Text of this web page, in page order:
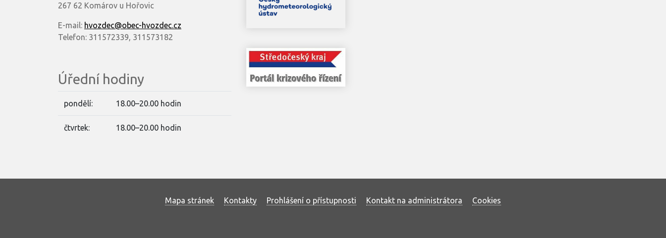
267 62 Komárov u Hořovic
E-mail: hvozdec@obec-hvozdec.cz
Telefon: 311572339, 311573182
Úřední hodiny
pondělí: 18.00–20.00 hodin
čtvrtek: 18.00–20.00 hodin
Mapa stránek Kontakty Prohlášení o přístupnosti Kontakt na administrátora Cookies